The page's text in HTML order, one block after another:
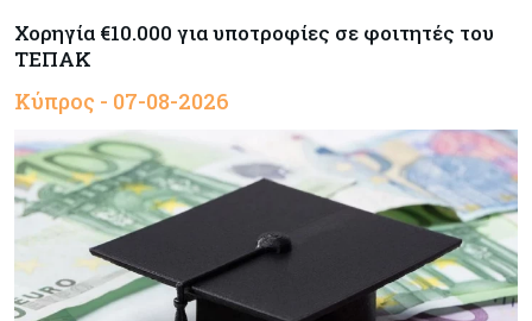
Χορηγία €10.000 για υποτροφίες σε φοιτητές του
ΤΕΠΑΚ
Κύπρος - 07-08-2026